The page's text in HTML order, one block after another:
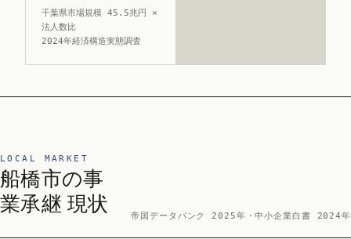
千葉県市場規模 45.5兆円 ×
法人数比
2024年経済構造実態調査
LOCAL MARKET
船橋市の事
業承継 現状
帝国データバンク 2025年・中小企業白書 2024年